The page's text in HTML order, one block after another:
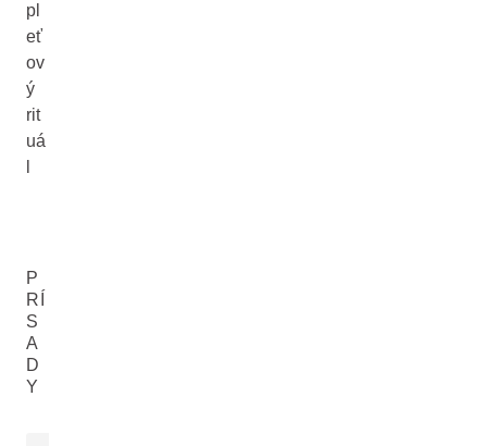
pl
eť
ov
ý
rit
uá
P
RÍ
S
A
D
Y